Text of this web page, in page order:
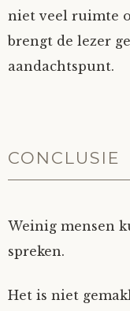
niet veel ruimte
brengt de lezer
aandachtspunt.
CONCLUSIE
Weinig mensen
spreken.
Het is niet